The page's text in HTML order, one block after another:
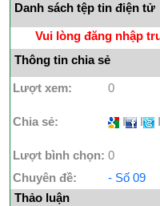
Danh sách tệp tin điện tử
Vui lòng đăng nhập
Thông tin chia sẻ
Lượt xem: 0
Chia sẻ: I I I
Lượt bình chọn: 0
Chuyên đề:
- Số 09
Thảo luận